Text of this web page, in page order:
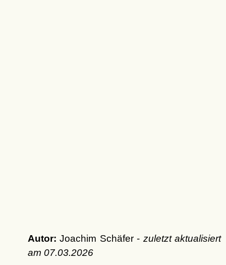
Autor: Joachim Schäfer - zuletzt aktualisiert
am 07.03.2026